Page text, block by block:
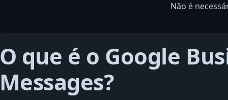
Não é
O que é o Google
Messages?